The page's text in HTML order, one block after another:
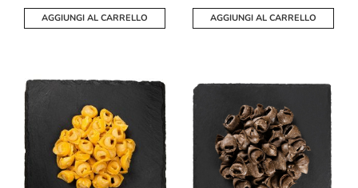
AGGIUNGI AL CARRELLO AGGIUNGI AL CARRELLO